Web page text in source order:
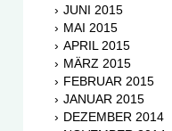
JUNI 2015
MAI 2015
APRIL 2015
MÄRZ 2015
FEBRUAR 2015
JANUAR 2015
DEZEMBER 2014